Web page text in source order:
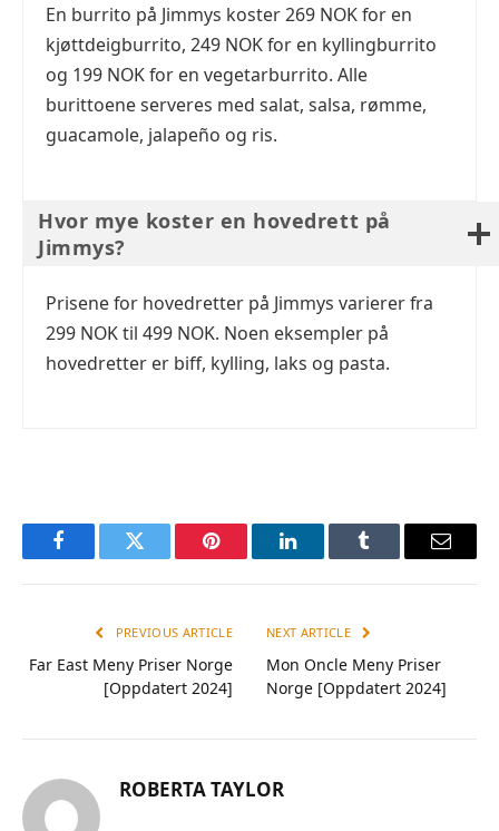
En burrito på Jimmys koster 269 NOK for en
kjøttdeigburrito, 249 NOK for en kyllingburrito
og 199 NOK for en vegetarburrito. Alle
burittoene serveres med salat, salsa, rømme,
guacamole, jalapeño og ris.
Hvor mye koster en hovedrett på
Jimmys?
Prisene for hovedretter på Jimmys varierer fra
299 NOK til 499 NOK. Noen eksempler på
hovedretter er biff, kylling, laks og pasta.
FacebookTwitter Pinterest LinkedInTumblr Email
PREVIOUS ARTICLE
Far East Meny Priser Norge
[Oppdatert 2024]
NEXT ARTICLE
Mon Oncle Meny Priser
Norge [Oppdatert 2024]
ROBERTA TAYLOR